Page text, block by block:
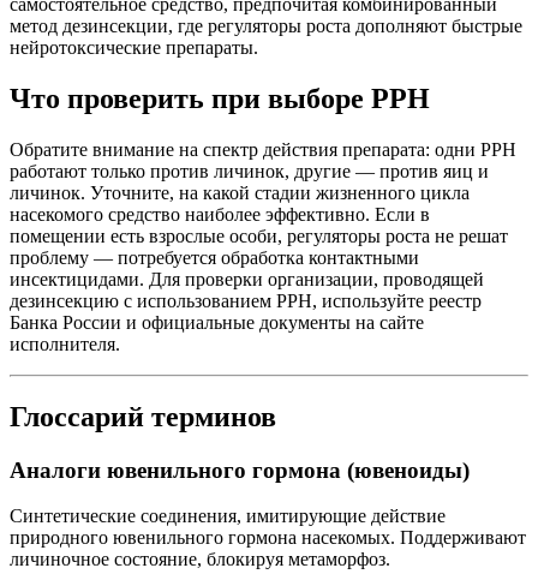
метод дезинсекции, где регуляторы роста дополняют быстрые
нейротоксические препараты.
Что проверить при выборе РРН
Обратите внимание на спектр действия препарата: одни РРН
работают только против личинок, другие — против яиц и
личинок. Уточните, на какой стадии жизненного цикла
насекомого средство наиболее эффективно. Если в
помещении есть взрослые особи, регуляторы роста не решат
проблему — потребуется обработка контактными
инсектицидами. Для проверки организации, проводящей
дезинсекцию с использованием РРН, используйте реестр
Банка России и официальные документы на сайте
исполнителя.
Глоссарий терминов
Аналоги ювенильного гормона (ювеноиды)
Синтетические соединения, имитирующие действие
природного ювенильного гормона насекомых. Поддерживают
личиночное состояние, блокируя метаморфоз.